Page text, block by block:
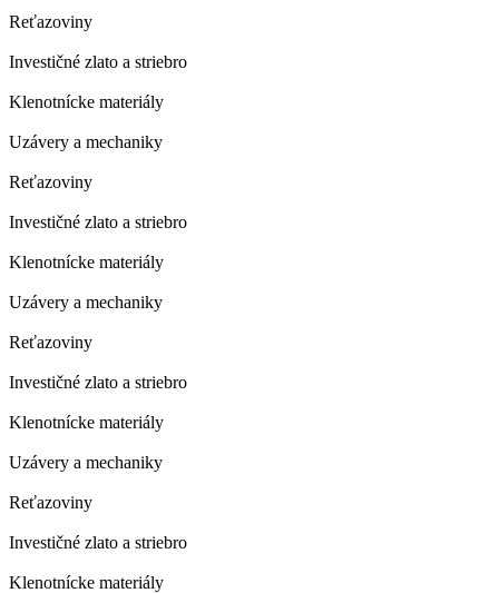
Reťazoviny
Investičné zlato a striebro
Klenotnícke materiály
Uzávery a mechaniky
Reťazoviny
Investičné zlato a striebro
Klenotnícke materiály
Uzávery a mechaniky
Reťazoviny
Investičné zlato a striebro
Klenotnícke materiály
Uzávery a mechaniky
Reťazoviny
Investičné zlato a striebro
Klenotnícke materiály